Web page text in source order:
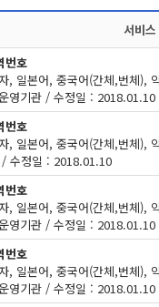
서비스
번호
영기관 / 수정일 : 2018.01.10
번호
수정일 : 2018.01.10
번호
영기관 / 수정일 : 2018.01.10
번호
영기관 / 수정일 : 2018.01.10